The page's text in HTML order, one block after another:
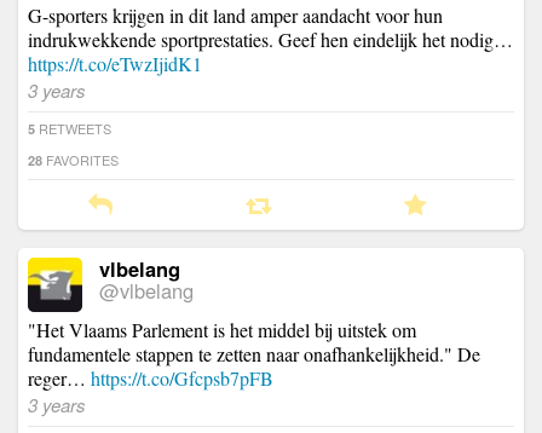
G-sporters krijgen in dit land amper aandacht voor hun
indrukwekkende sportprestaties. Geef hen eindelijk het nodig…
https://t.co/eTwzIjidK1
3 years
5 RETWEETS
28 FAVORITES
vlbelang
@vlbelang
"Het Vlaams Parlement is het middel bij uitstek om
fundamentele stappen te zetten naar onafhankelijkheid." De
reger… https://t.co/Gfcpsb7pFB
3 years